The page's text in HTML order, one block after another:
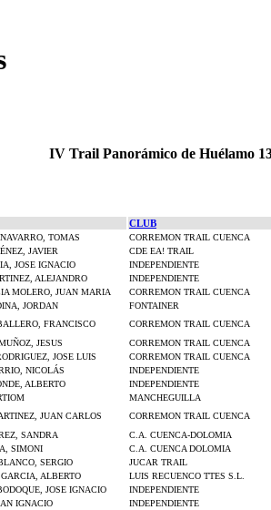
IV Trail Panorámico de Huélamo
CLUB
TOMAS
CORREMON TRAIL CUENCA
JAVIER
CDE EA! TRAIL
JOSE IGNACIO
INDEPENDIENTE
ALEJANDRO
INDEPENDIENTE
MOLERO, JUAN MARIA
CORREMON TRAIL CUENCA
JORDAN
FONTAINER
FRANCISCO
CORREMON TRAIL CUENCA
JESUS
CORREMON TRAIL CUENCA
JOSE LUIS
CORREMON TRAIL CUENCA
NICOLÁS
INDEPENDIENTE
ALBERTO
INDEPENDIENTE
MANCHEGUILLA
JUAN CARLOS
CORREMON TRAIL CUENCA
SANDRA
C.A. CUENCA-DOLOMIA
SIMONI
C.A. CUENCA DOLOMIA
SERGIO
JUCAR TRAIL
ALBERTO
LUIS RECUENCO TTES S.L.
JOSE IGNACIO
INDEPENDIENTE
IGNACIO
INDEPENDIENTE